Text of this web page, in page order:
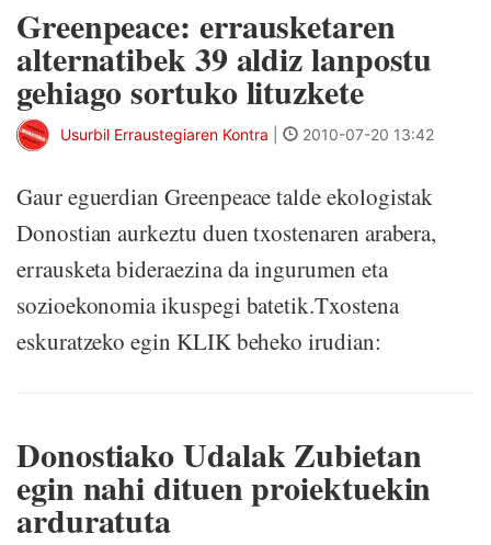
Greenpeace: errausketaren
alternatibek 39 aldiz lanpostu
gehiago sortuko lituzkete
Usurbil Erraustegiaren Kontra 2010-07-20 13:42
Gaur eguerdian Greenpeace talde ekologistak
Donostian aurkeztu duen txostenaren arabera,
errausketa bideraezina da ingurumen eta
sozioekonomia ikuspegi batetik.Txostena
eskuratzeko egin KLIK beheko irudian:
Donostiako Udalak Zubietan
egin nahi dituen proiektuekin
arduratuta